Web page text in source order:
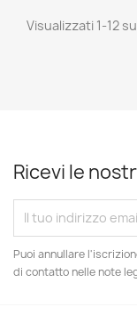
Visualizzati 1-12
Ricevi le
Puoi annullare
di contatto nelle note